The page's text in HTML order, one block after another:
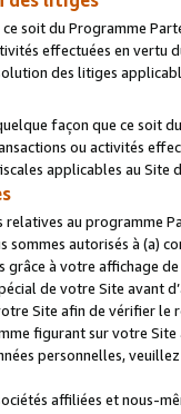
soit du Programme
effectuées en vertu
des litiges
façon que ce soit
ou activités
applicables au Site
au programme
sommes autorisés à
à votre affichage
de votre Site avant
Site afin de vérifier
figurant sur votre
personnelles,
affiliées et nous-